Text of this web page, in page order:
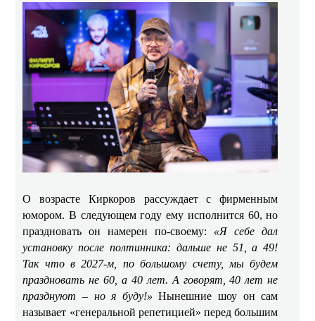
О возрасте Киркоров рассуждает с фирменным
юмором. В следующем году ему исполнится 60, но
праздновать он намерен по-своему: «Я себе дал
установку после полтинника: дальше не 51, а 49!
Так что в 2027-м, по большому счету, мы будем
праздновать не 60, а 40 лет. А говорят, 40 лет не
празднуют – но я буду!»Нынешние шоу он сам
называет «генеральной репетицией» перед большим